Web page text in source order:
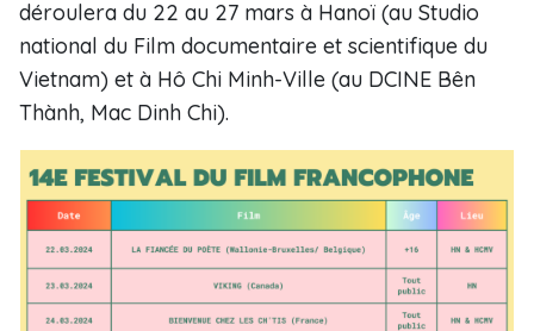
déroulera du 22 au 27 mars à Hanoï (au Studio
national du Film documentaire et scientifique du
Vietnam) et à Hô Chi Minh-Ville (au DCINE Bên
Thành, Mac Dinh Chi).